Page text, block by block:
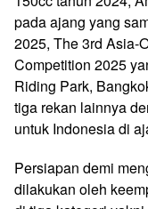
pada ajang yang
2025, The 3rd Asia-
Competition 2025
Riding Park,
tiga rekan lainnya
untuk Indonesia di
Persiapan demi
dilakukan oleh